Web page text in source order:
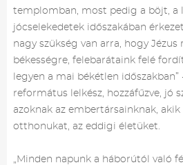
templomban, most pedig a böjt, a
jócselekedetek időszakában
nagy szükség van arra, hogy
békességre, felebarátaink felé
legyen a mai békétlen
református lelkész, hozzáfűzve, jó
azoknak az embertársainknak,
otthonukat, az eddigi életüket.
„Minden napunk a háborútól való